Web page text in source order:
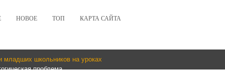
НОВОЕ ТОП КАРТА САЙТА
младших школьников на уроках
проблема